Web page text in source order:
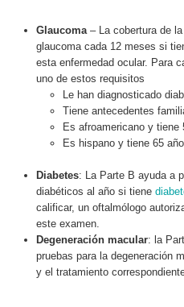
Glaucoma – La cobertura de
glaucoma cada 12 meses si
esta enfermedad ocular. Para
uno de estos requisitos
Le han diagnosticado
Tiene antecedentes
Es afroamericano y tiene
Es hispano y tiene 65
Diabetes: La Parte B ayuda a
diabéticos al año si tiene
calificar, un oftalmólogo
este examen.
Degeneración macular: la
pruebas para la degeneración
y el tratamiento